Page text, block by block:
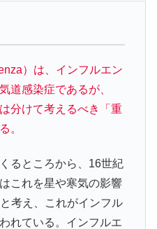
）は、インフルエン
道感染症であるが、
分けて考えるべき「重
。
るところから、16世紀
これを星や寒気の影響
考え、これがインフル
れている。インフルエ